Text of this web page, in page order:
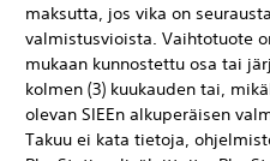
maksutta, jos vika on
valmistusvioista. Vaihtotuote
mukaan kunnostettu osa tai
kolmen (3) kuukauden tai,
olevan SIEEn alkuperäisen
Takuu ei kata tietoja,